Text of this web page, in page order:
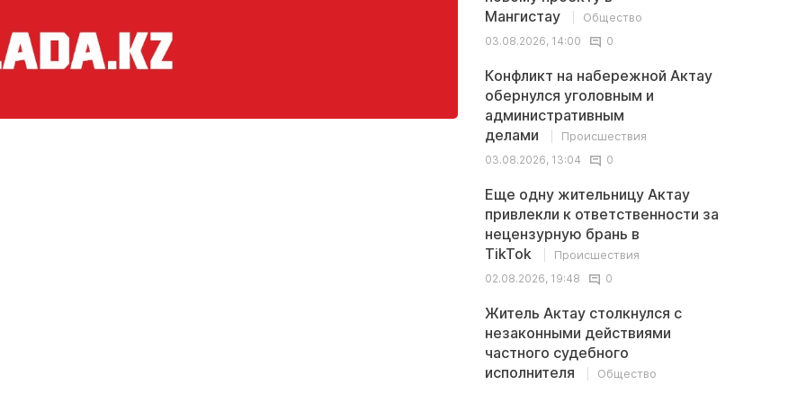
Мангистау
Общество
03.08.2026, 14:00
0
Конфликт на набережной Актау
обернулся уголовным и
административным
делами
Происшествия
03.08.2026, 13:04
0
Еще одну жительницу Актау
привлекли к ответственности за
нецензурную брань в
TikTok
Происшествия
02.08.2026, 19:48
0
Житель Актау столкнулся с
незаконными действиями
частного судебного
исполнителя
Общество